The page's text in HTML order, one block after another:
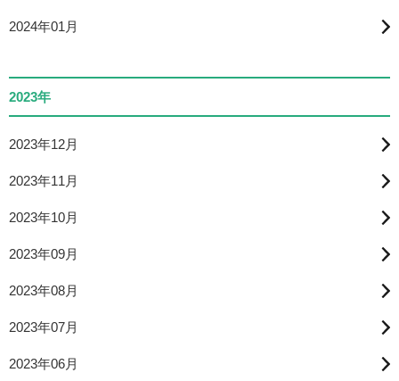
2024年01月
2023年
2023年12月
2023年11月
2023年10月
2023年09月
2023年08月
2023年07月
2023年06月